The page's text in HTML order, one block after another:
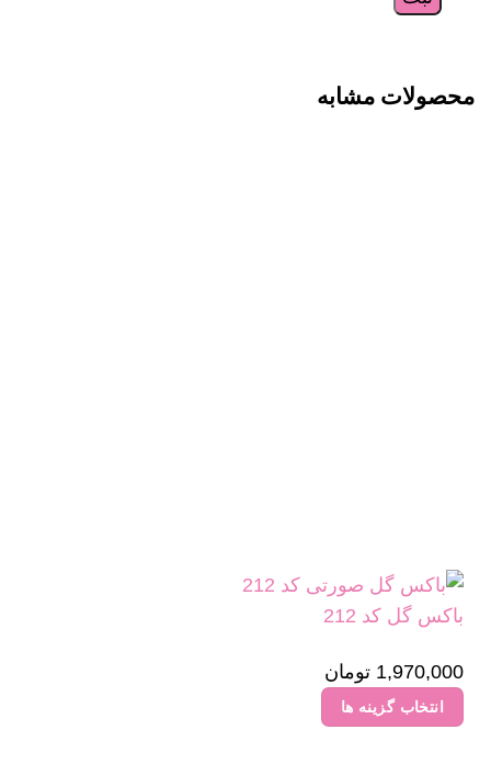
محصولات مشابه
باکس گل کد 212
1,970,000 تومان
انتخاب گزینه ها